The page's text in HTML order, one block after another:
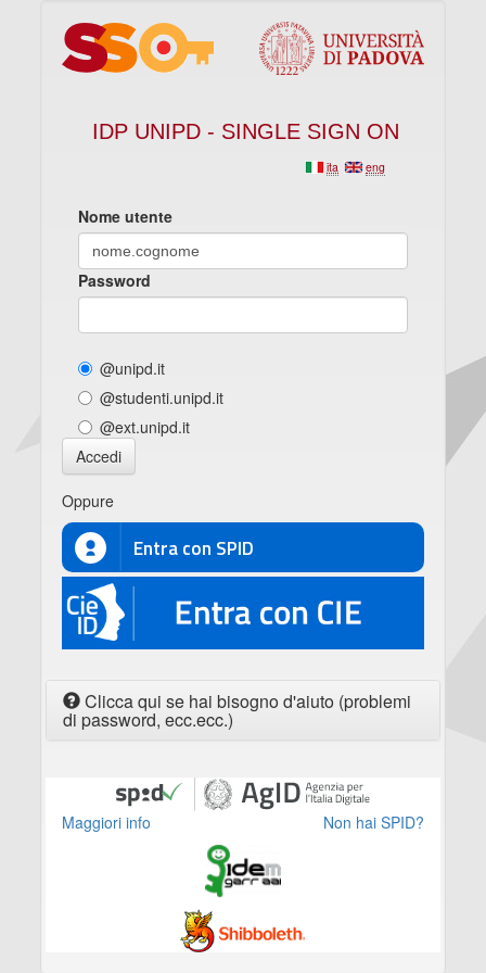
IDP UNIPD - SINGLE SIGN ON
eng
ita
Nome utente
Password
@unipd.it
@studenti.unipd.it
@ext.unipd.it
Accedi
Oppure
Entra con SPID
CIE
Clicca qui se hai bisogno d'aiuto (problemi
di password, ecc.ecc.)
Maggiori info Non hai SPID?